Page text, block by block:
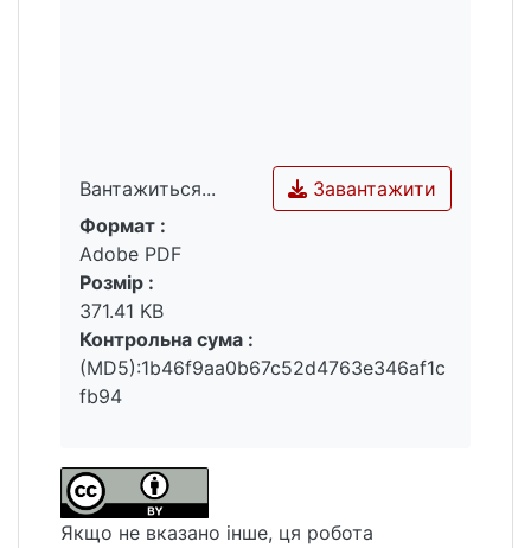
Вантажиться...
Вантажиться...
Завантажити
Формат :
Adobe PDF
Розмір :
371.41 KB
Контрольна сума :
(MD5):1b46f9aa0b67c52d4763e346af1c
fb94
Якщо не вказано інше, ця робота